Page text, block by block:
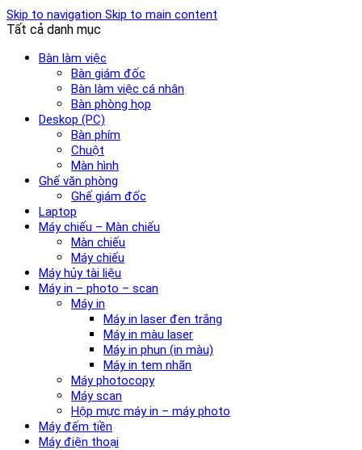
Skip to navigation Skip to main content
Tất cả danh mục
Bàn làm việc
Bàn giám đốc
Bàn làm việc cá nhân
Bàn phòng họp
Deskop (PC)
Bàn phím
Chuột
Màn hình
Ghế văn phòng
Ghế giám đốc
Laptop
Máy chiếu – Màn chiếu
Màn chiếu
Máy chiếu
Máy hủy tài liệu
Máy in – photo – scan
Máy in
Máy in laser đen trắng
Máy in màu laser
Máy in phun (in màu)
Máy in tem nhãn
Máy photocopy
Máy scan
Hộp mực máy in – máy photo
Máy đếm tiền
Máy điện thoại